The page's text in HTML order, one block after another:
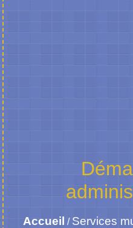
Accueil / Services